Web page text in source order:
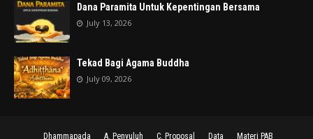
Dana Paramita Untuk Kepentingan Bersama
July 13, 2026
Tekad Bagi Agama Buddha
July 09, 2026
Dhammapada A. Penyuluh C. Proposal Data Materi PAB